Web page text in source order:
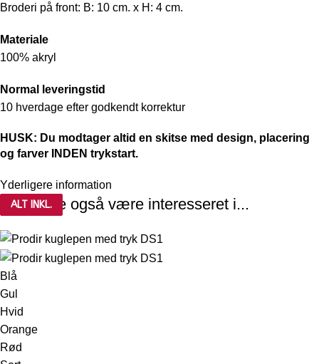
Broderi på front: B: 10 cm. x H: 4 cm.
Materiale
100% akryl
Normal leveringstid
10 hverdage efter godkendt korrektur
HUSK: Du modtager altid en skitse med design, placering
og farver INDEN trykstart.
Yderligere information
Du kunne også være interesseret i...
Blå
Gul
Hvid
Orange
Rød
ALT INKL.
ALT INKL.